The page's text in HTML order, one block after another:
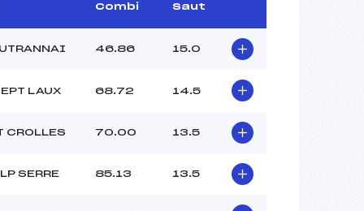
2668/12/10
10h30
Combi Saut
46.86 15.0
LAUX 68.72 14.5
CROLLES 70.00 13.5
SERRE 85.13 13.5